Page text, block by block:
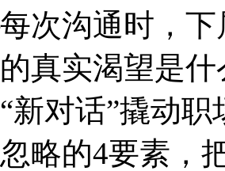
沟通时，下
真实渴望是什
新对话”撬动
略的4要素，